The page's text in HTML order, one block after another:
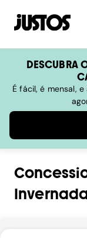
DESCUBRA
É fácil, é mensal,